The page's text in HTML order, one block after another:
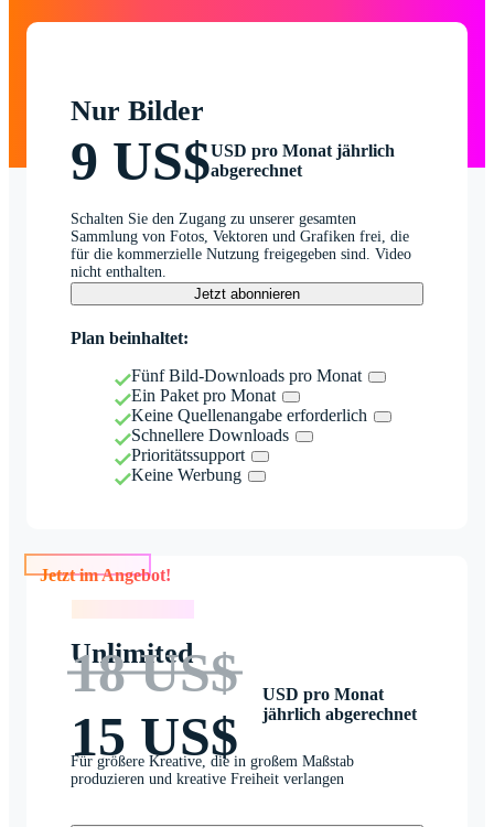
Nur Bilder
9 US$USD pro Monat jährlich
abgerechnet
Schalten Sie den Zugang zu unserer gesamten
Sammlung von Fotos, Vektoren und Grafiken frei, die
für die kommerzielle Nutzung freigegeben sind. Video
nicht enthalten.
Jetzt abonnieren
Plan beinhaltet:
Fünf Bild-Downloads pro Monat
Ein Paket pro Monat
Keine Quellenangabe erforderlich
Schnellere Downloads
Prioritätssupport
Keine Werbung
Jetzt im Angebot!
Unlimited
18 US$
15 US$
USD pro Monat
jährlich abgerechnet
Für größere Kreative, die in großem Maßstab
produzieren und kreative Freiheit verlangen